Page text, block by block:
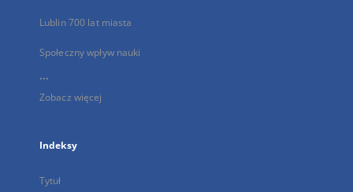
Lublin 700 lat miasta
Społeczny wpływ nauki
...
Zobacz więcej
Indeksy
Tytuł